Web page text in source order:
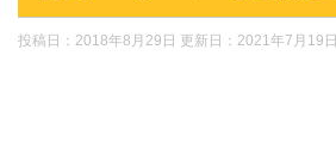
投稿日：2018年8月29日 更新日： 2021年7月19日